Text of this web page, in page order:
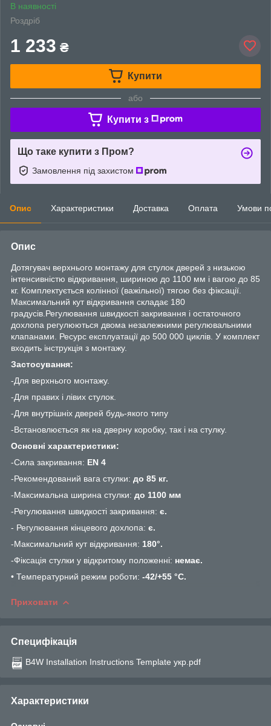
В наявності
Роздріб
1 233 ₴
Купити
або
Купити з
Що таке купити з Пром?
Замовлення під захистом
Опис Характеристики Доставка Оплата Умови
Опис
Дотягувач верхнього монтажу для стулок дверей з низькою
інтенсивністю відкривання, шириною до 1100 мм і вагою до 85
кг. Комплектується колінної (важільної) тягою без фіксації.
Максимальний кут відкривання складає 180
градусів.Регулювання швидкості закривання і остаточного
дохлопа регулюються двома незалежними регулювальними
клапанами. Ресурс експлуатації до 500 000 циклів. У комплект
входить інструкція з монтажу.
Застосування:
-Для верхнього монтажу.
-Для правих і лівих стулок.
-Для внутрішніх дверей будь-якого типу
-Встановлюється як на дверну коробку, так і на стулку.
Основні характеристики:
-Сила закривання: EN 4
-Рекомендований вага стулки: до 85 кг.
-Максимальна ширина стулки: до 1100 мм
-Регулювання швидкості закривання: є.
- Регулювання кінцевого дохлопа: є.
-Максимальний кут відкривання: 180°.
-Фіксація стулки у відкритому положенні: немає.
• Температурний режим роботи: -42/+55 °С.
Приховати
Специфікація
B4W Installation Instructions Template укр.pdf
Характеристики